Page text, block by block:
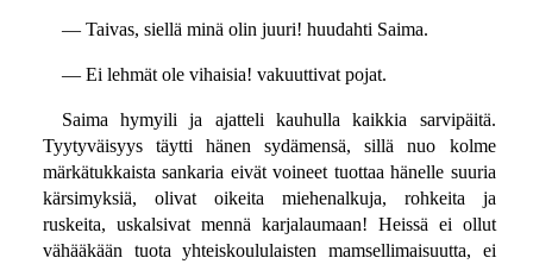
— Taivas, siellä minä olin juuri! huudahti Saima.
— Ei lehmät ole vihaisia! vakuuttivat pojat.
Saima hymyili ja ajatteli kauhulla kaikkia sarvipäitä.
Tyytyväisyys täytti hänen sydämensä, sillä nuo kolme
märkätukkaista sankaria eivät voineet tuottaa hänelle suuria
kärsimyksiä, olivat oikeita miehenalkuja, rohkeita ja
ruskeita, uskalsivat mennä karjalaumaan! Heissä ei ollut
vähääkään tuota yhteiskoululaisten mamsellimaisuutta, ei